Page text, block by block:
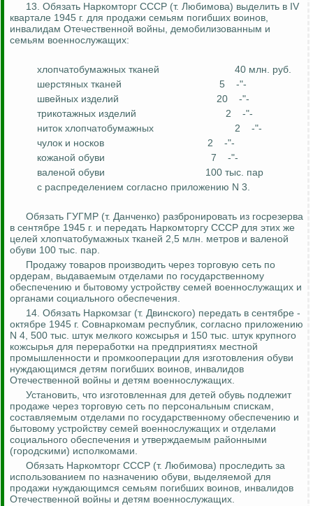
13. Обязать Наркомторг СССР (т. Любимова) выделить в IV
квартале 1945 г. для продажи семьям погибших воинов,
инвалидам Отечественной войны, демобилизованным и
семьям военнослужащих:
хлопчатобумажных тканей
40 млн. руб.
шерстяных тканей
5
-"-
швейных изделий
20
-"-
трикотажных изделий
2
-"-
ниток хлопчатобумажных
2
-"-
чулок и носков
2
-"-
кожаной обуви
7
-"-
валеной обуви
100 тыс. пар
с распределением согласно приложению N 3.
Обязать ГУГМР (т. Данченко) разбронировать из госрезерва
в сентябре 1945 г. и передать Наркомторгу СССР для этих же
целей хлопчатобумажных тканей 2,5 млн. метров и валеной
обуви 100 тыс. пар.
Продажу товаров производить через торговую сеть по
ордерам, выдаваемым отделами по государственному
обеспечению и бытовому устройству семей военнослужащих и
органами социального обеспечения.
14. Обязать Наркомзаг (т. Двинского) передать в сентябре -
октябре 1945 г. Совнаркомам республик, согласно приложению
N 4, 500 тыс. штук мелкого кожсырья и 150 тыс. штук крупного
кожсырья для переработки на предприятиях местной
промышленности и промкооперации для изготовления обуви
нуждающимся детям погибших воинов, инвалидов
Отечественной войны и детям военнослужащих.
Установить, что изготовленная для детей обувь подлежит
продаже через торговую сеть по персональным спискам,
составляемым отделами по государственному обеспечению и
бытовому устройству семей военнослужащих и отделами
социального обеспечения и утверждаемым районными
(городскими) исполкомами.
Обязать Наркомторг СССР (т. Любимова) проследить за
использованием по назначению обуви, выделяемой для
продажи нуждающимся семьям погибших воинов, инвалидов
Отечественной войны и детям военнослужащих.